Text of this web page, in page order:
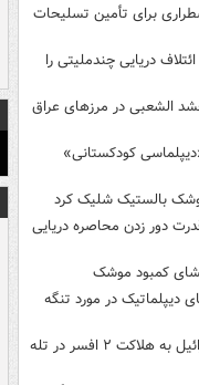
برای تأمین تسلیحات
دریایی چندملیتی را
الشعبی در مرزهای عراق
کودکستانی»
بالستیک شلیک کرد
دور زدن محاصره دریایی
کمبود موشک
دیپلماتیک در مورد تنگه
اعتراف ارتش اسرائیل به هلاکت ۲ افسر در تله